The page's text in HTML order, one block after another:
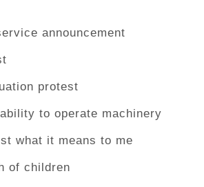
announcement
protest
to operate machinery
what it means to me
of children